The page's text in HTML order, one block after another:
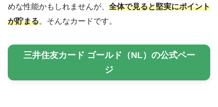
めな性能かもしれませんが、 全体で見ると堅実にポイント
が貯まる。そんなカードです。
三井住友カード ゴールド（NL）の公式ペー
ジ